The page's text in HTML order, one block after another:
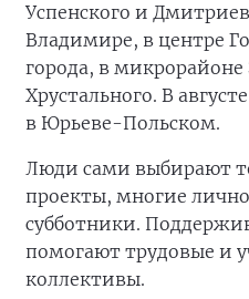
Успенского и
Владимире, в центре
города, в микрорайоне
Хрустального. В
в Юрьеве-Польском.
Люди сами выбирают
проекты, многие
субботники.
помогают трудовые и
коллективы.